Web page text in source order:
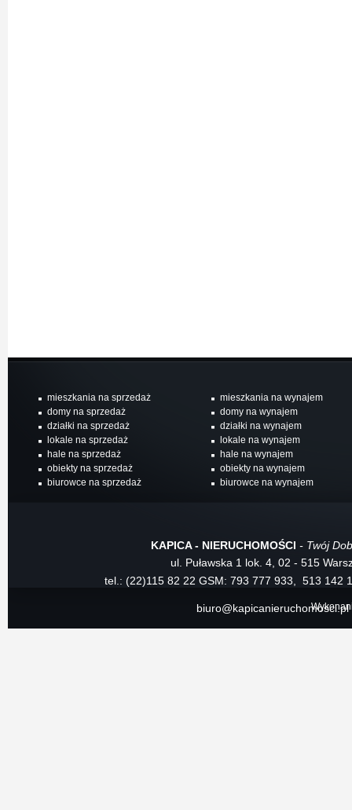
mieszkania na sprzedaż
domy na sprzedaż
działki na sprzedaż
lokale na sprzedaż
hale na sprzedaż
obiekty na sprzedaż
biurowce na sprzedaż
mieszkania na wynajem
domy na wynajem
działki na wynajem
lokale na wynajem
hale na wynajem
obiekty na wynajem
biurowce na wynajem
KAPICA - NIERUCHOMOŚCI - Twój
ul. Puławska 1 lok. 4, 02 - 515
tel.: (22)115 82 22 GSM: 793 777 933, 513 142
biuro@kapicanieruchomosci.pl